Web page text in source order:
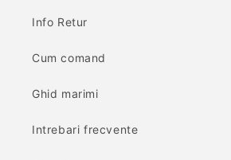
Info Retur
Cum comand
Ghid marimi
Intrebari frecvente